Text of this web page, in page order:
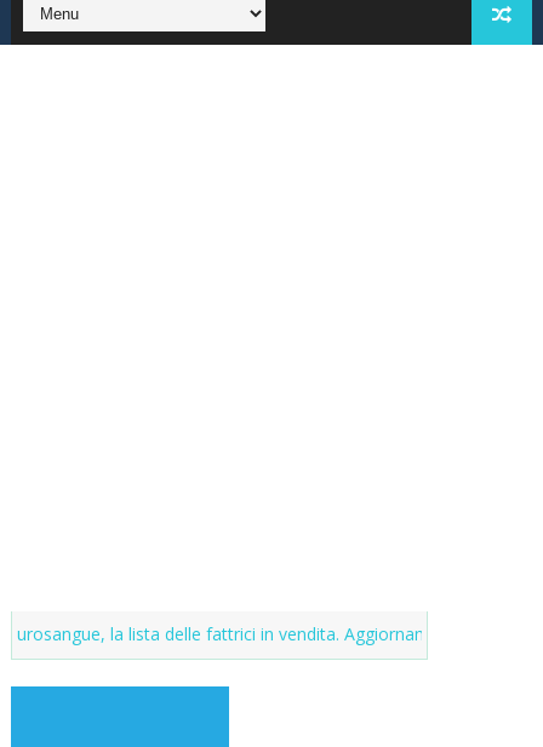
delle fattrici in vendita. Aggiornamenti continui